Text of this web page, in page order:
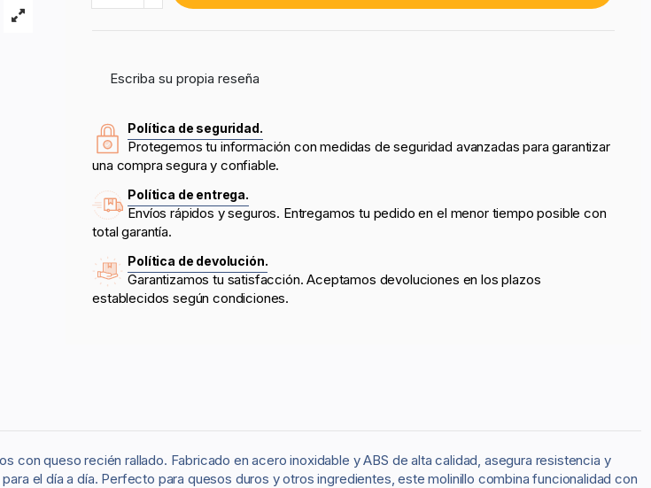
Escriba su propia reseña
Política de seguridad.
Protegemos tu información con medidas de seguridad avanzadas para garantizar
una compra segura y confiable.
Política de entrega.
Envíos rápidos y seguros. Entregamos tu pedido en el menor tiempo posible con
total garantía.
Política de devolución.
Garantizamos tu satisfacción. Aceptamos devoluciones en los plazos
establecidos según condiciones.
con queso recién rallado. Fabricado en acero inoxidable y ABS de alta calidad, asegura resistencia y
el día a día. Perfecto para quesos duros y otros ingredientes, este molinillo combina funcionalidad con